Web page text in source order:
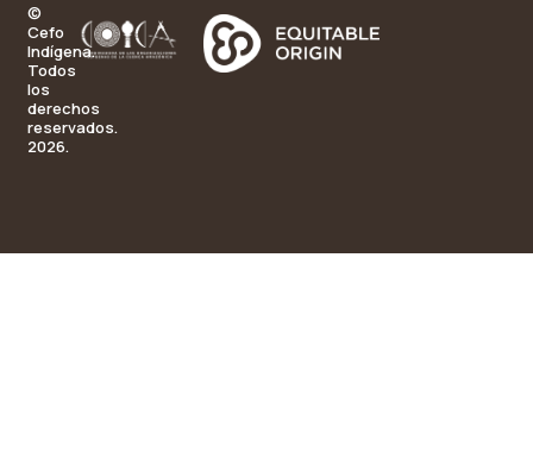
©
Cefo
Indígena.
Todos
los
derechos
reservados.
2026.